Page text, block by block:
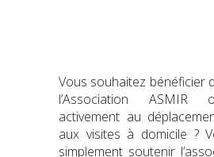
Vous souhaitez bénéficier
l’Association ASMIR
activement au
aux visites à domicile ?
simplement soutenir